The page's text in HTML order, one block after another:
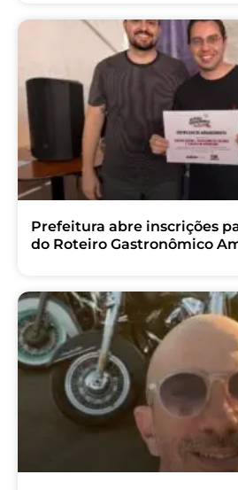
Prefeitura abre inscrições
do Roteiro Gastronômico